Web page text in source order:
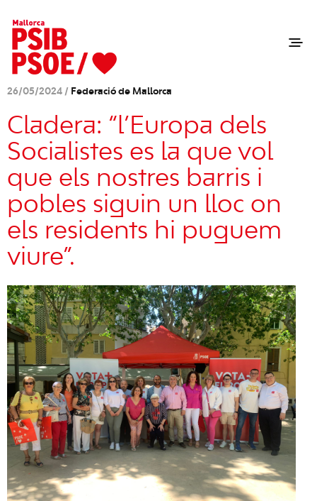
26/05/2024 / Federació de Mallorca
Cladera: “l’Europa dels
Socialistes es la que vol
que els nostres barris i
pobles siguin un lloc on
els residents hi puguem
viure”.